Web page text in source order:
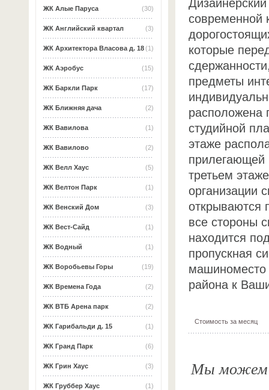
(30)
ЖК Алые Паруса
(3)
ЖК Английский квартал
(1)
ЖК Архитектора Власова д. 18
(15)
ЖК Аэробус
(17)
ЖК Баркли Парк
(2)
ЖК Ближняя дача
(1)
ЖК Вавилова
(2)
ЖК Вавилово
(5)
ЖК Велл Хаус
(1)
ЖК Велтон Парк
(3)
ЖК Венский Дом
(1)
ЖК Вест-Сайд
(1)
ЖК Водный
(19)
ЖК Воробьевы Горы
(2)
ЖК Времена Года
(2)
ЖК ВТБ Арена парк
(1)
ЖК Гарибальди д. 15
(6)
ЖК Гранд Парк
(3)
ЖК Грин Хаус
(1)
ЖК Груббер Хаус
современной
которые
предметы
расположена
студийной
этаже
прилегающей
третьем
организации
открываются
все стороны
находится
пропускная
машиноместо
района к
Стоимость за месяц
Мы можем